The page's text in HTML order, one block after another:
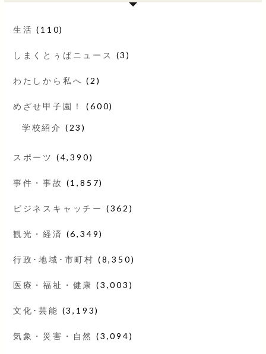
生活 (110)
しまくとぅばニュース (3)
わたしから私へ (2)
めざせ甲子園！ (600)
学校紹介 (23)
スポーツ (4,390)
事件・事故 (1,857)
ビジネスキャッチー (362)
観光・経済 (6,349)
行政･地域･市町村 (8,350)
医療・福祉・健康 (3,003)
文化･芸能 (3,193)
気象・災害・自然 (3,094)